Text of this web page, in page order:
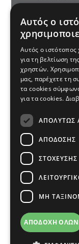
ΠΟΛΙΤΙΚΗ
ΑΛΛΑΓΩΝ
SITEMAP
©2018
CARTER’S
Αυτός ο
Αυτός ο ιστότοπος
για τη βελτίωση
χρηστών.
μας, παρέχετε τη
τα cookies
για τα cookies.
ΑΠΟΛΎΤΩΣ
ΑΠΌΔΟΣΗΣ
ΣΤΌΧΕΥΣΗΣ
ΜΗ
ΑΠΟΔΟΧΉ ΌΛΩΝ